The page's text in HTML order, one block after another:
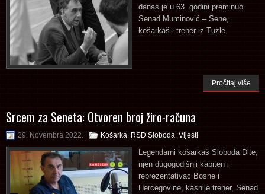
danas je u 63. godini preminuo
Senad Muminović – Sene,
košarkaš i trener iz Tuzle.
Pročitaj više
Srcem za Seneta: Otvoren broj žiro-računa
29. Novembra 2022. Košarka RSD Sloboda Vijesti
Legendarni košarkaš Sloboda Dite,
njen dugogodišnji kapiten i
reprezentativac Bosne i
Hercegovine, kasnije trener, Senad